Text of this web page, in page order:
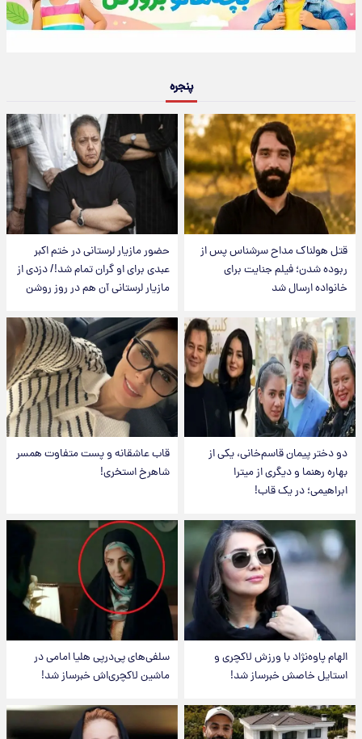
پنجره
قتل هولناک مداح سرشناس پس از
ربوده شدن؛ فیلم جنایت برای
خانواده ارسال شد
حضور مازیار لرستانی در ختم اکبر
عبدی برای او گران تمام شد!/ دزدی از
مازیار لرستانی آن هم در روز روشن
دو دختر پیمان قاسم‌خانی، یکی از
بهاره رهنما و دیگری از میترا
ابراهیمی؛ در یک قاب!
قاب عاشقانه و پست متفاوت همسر
شاهرخ استخری!
الهام پاوه‌نژاد با ورزش لاکچری و
استایل خاصش خبرساز شد!
سلفی‌های پی‌درپی هلیا امامی در
ماشین لاکچری‌اش خبرساز شد!